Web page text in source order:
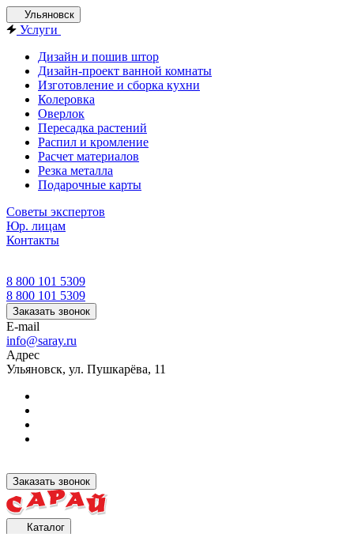
Ульяновск
Услуги
Дизайн и пошив штор
Дизайн-проект ванной комнаты
Изготовление и сборка кухни
Колеровка
Оверлок
Пересадка растений
Распил и кромление
Расчет материалов
Резка металла
Подарочные карты
Советы экспертов
Юр. лицам
Контакты
8 800 101 5309
8 800 101 5309
Заказать звонок
E-mail
info@saray.ru
Адрес
Ульяновск, ул. Пушкарёва, 11
Заказать звонок
Каталог